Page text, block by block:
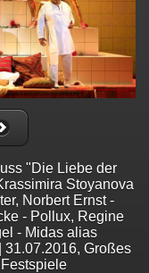
"Die Liebe der
Stoyanova
Norbert Ernst -
- Pollux, Regine
- Midas alias
31.07.2016, Großes